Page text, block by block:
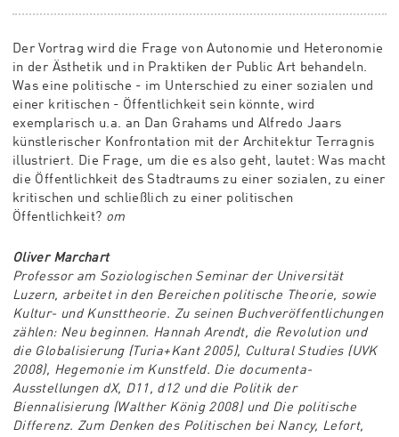
Der Vortrag wird die Frage von Autonomie und Heteronomie
in der Ästhetik und in Praktiken der Public Art behandeln.
Was eine politische - im Unterschied zu einer sozialen und
einer kritischen - Öffentlichkeit sein könnte, wird
exemplarisch u.a. an Dan Grahams und Alfredo Jaars
künstlerischer Konfrontation mit der Architektur Terragnis
illustriert. Die Frage, um die es also geht, lautet: Was macht
die Öffentlichkeit des Stadtraums zu einer sozialen, zu einer
kritischen und schließlich zu einer politischen
Öffentlichkeit? om
Oliver Marchart
Professor am Soziologischen Seminar der Universität
Luzern, arbeitet in den Bereichen politische Theorie, sowie
Kultur- und Kunsttheorie. Zu seinen Buchveröffentlichungen
zählen: Neu beginnen. Hannah Arendt, die Revolution und
die Globalisierung (Turia+Kant 2005), Cultural Studies (UVK
2008), Hegemonie im Kunstfeld. Die documenta-
Ausstellungen dX, D11, d12 und die Politik der
Biennalisierung (Walther König 2008) und Die politische
Differenz. Zum Denken des Politischen bei Nancy, Lefort,